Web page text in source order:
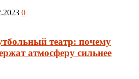
0
театр: почему
атмосферу сильнее